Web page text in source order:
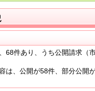
68件あり、うち公開請求（
、公開が58件、部分公開